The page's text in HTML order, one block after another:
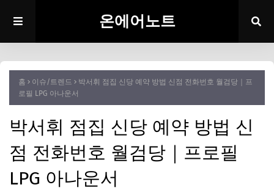
온에어노트
홈 이슈/트렌드
박서휘 점집 신당 예약 방법 신점 전화번호 월검당｜프
로필 LPG 아나운서
박서휘 점집 신당 예약 방법 신
점 전화번호 월검당｜프로필
LPG 아나운서